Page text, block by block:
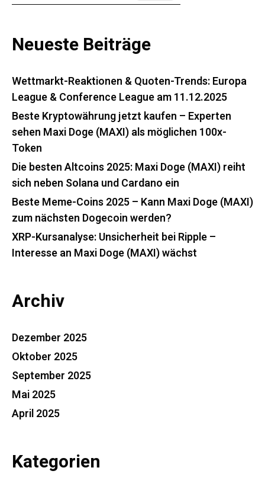
Neueste Beiträge
Wettmarkt-Reaktionen & Quoten-Trends: Europa
League & Conference League am 11.12.2025
Beste Kryptowährung jetzt kaufen – Experten
sehen Maxi Doge (MAXI) als möglichen 100x-
Token
Die besten Altcoins 2025: Maxi Doge (MAXI) reiht
sich neben Solana und Cardano ein
Beste Meme-Coins 2025 – Kann Maxi Doge (MAXI)
zum nächsten Dogecoin werden?
XRP-Kursanalyse: Unsicherheit bei Ripple –
Interesse an Maxi Doge (MAXI) wächst
Archiv
Dezember 2025
Oktober 2025
September 2025
Mai 2025
April 2025
Kategorien